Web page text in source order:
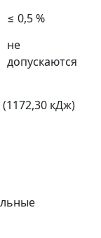
≤ 0,5 %
не
допускаются
(1172,30 кДж)